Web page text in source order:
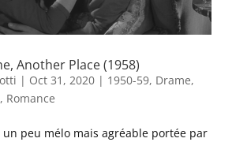
Another Place (1958)
| Oct 31, 2020| 1950-59, Drame,
, Romance
un peu mélo mais agréable portée par